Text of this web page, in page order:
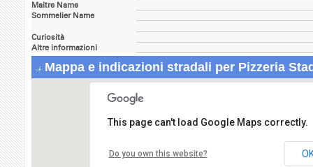
Maitre Name
Sommelier Name
Curiosità
Altre informazioni
Mappa e indicazioni stradali per Pizzeria
This page can't load Google Maps correctly.
Do you own this website?